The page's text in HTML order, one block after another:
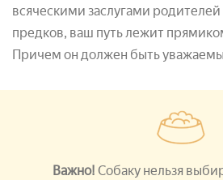
всяческими заслугами
предков, ваш путь лежит
Причем он должен быть
Важно! Собаку нельзя